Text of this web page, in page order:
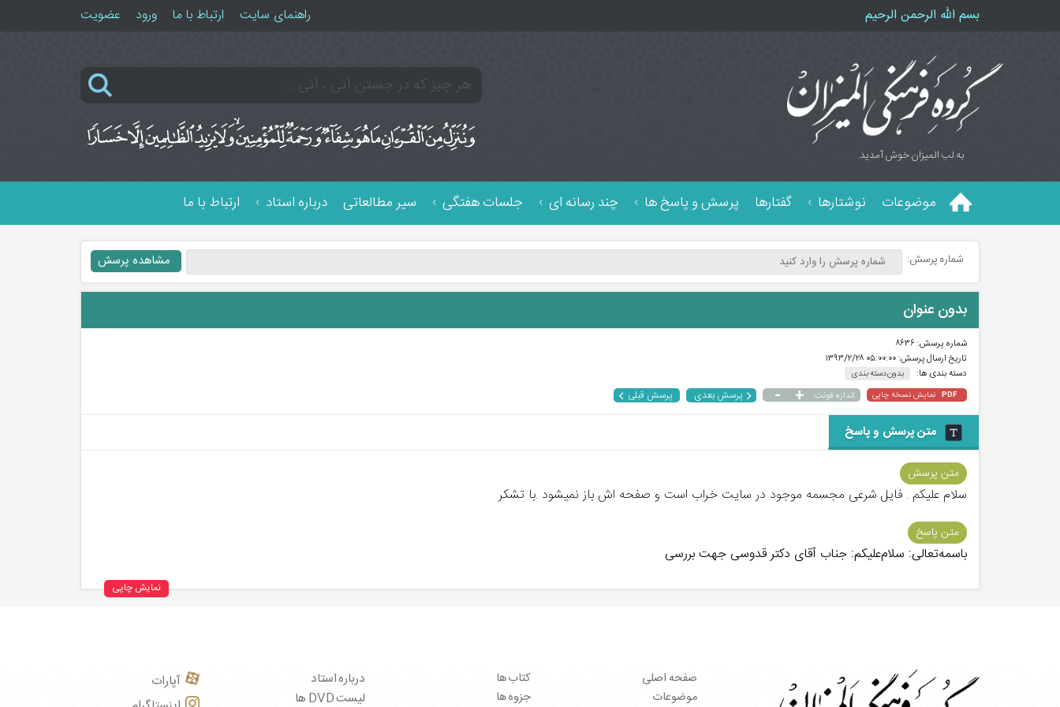
بسم الله الرحمن الرحیم راهنمای سایت ارتباط با ما ورود عضویت
به لب المیزان خوش آمدید.
موضوعات نوشتارها گفتارها پرسش و پاسخ ها چند رسانه ای جلسات هفتگی سیر مطالعاتی درباره استاد ارتباط با ما
شماره پرسش:
بدون عنوان
شماره پرسش: ۸۶۳۶
تاریخ ارسال پرسش:۰۵:۰۰:۰۰ ۱۳۹۳/۲/۲۸
دسته بندی ها:
بدون دسته بندی
PDF نمایش نسخه چاپی اندازه فونت: +
- پرسش بعدی پرسش قبلی
متن پرسش و پاسخ
متن پرسش
سلام علیکم . فایل شرعی مجسمه موجود در سایت خراب است و صفحه اش باز نمیشود .با تشکر
متن پاسخ
باسمه‌تعالی: سلام‌علیکم: جناب آقای دکتر قدوسی جهت بررسی
نمایش چاپی
صفحه اصلی
موضوعات
کتاب ها
جزوه ها
درباره استاد
لیست DVD ها
آپارات